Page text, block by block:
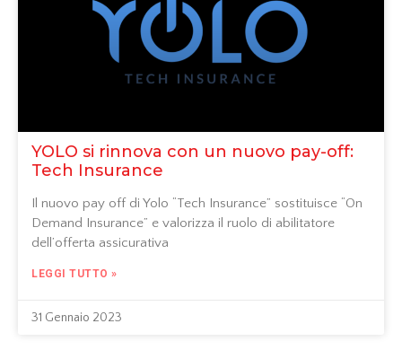
YOLO si rinnova con un nuovo pay-off:
Tech Insurance
Il nuovo pay off di Yolo “Tech Insurance” sostituisce “On
Demand Insurance” e valorizza il ruolo di abilitatore
dell’offerta assicurativa
LEGGI TUTTO »
31 Gennaio 2023